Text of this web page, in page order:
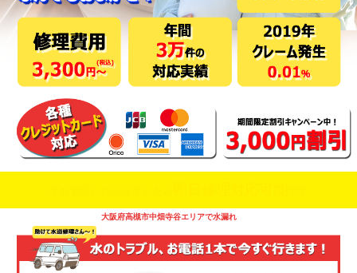
大阪府高槻市中畑寺谷エリアで水漏れ